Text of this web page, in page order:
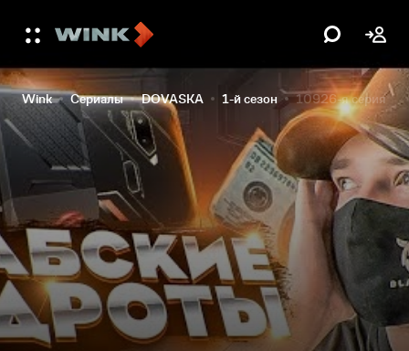
Wink Сериалы DOVASKA 1-й сезон 10926-я серия